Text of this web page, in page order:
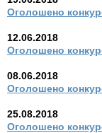
Оголошено
12.06.2018
Оголошено
08.06.2018
Оголошено
25.08.2018
Оголошено